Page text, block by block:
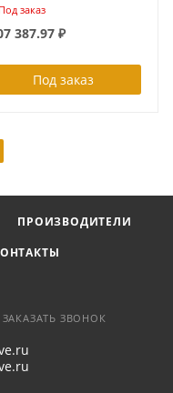
Под заказ
387.97₽
Под заказ
ПРОИЗВОДИТЕЛИ
ЗАКАЗАТЬ ЗВОНОК